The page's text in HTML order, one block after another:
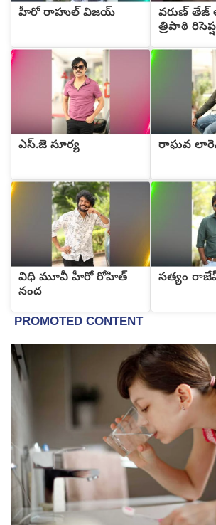
హీరో రాహుల్ విజయ్
వరుణ్ తేజ్
త్రిపాఠి
ఎస్.జె సూర్య రాఘవ
విధి మూవీ హీరో రోహిత్
నంద
సత్యం